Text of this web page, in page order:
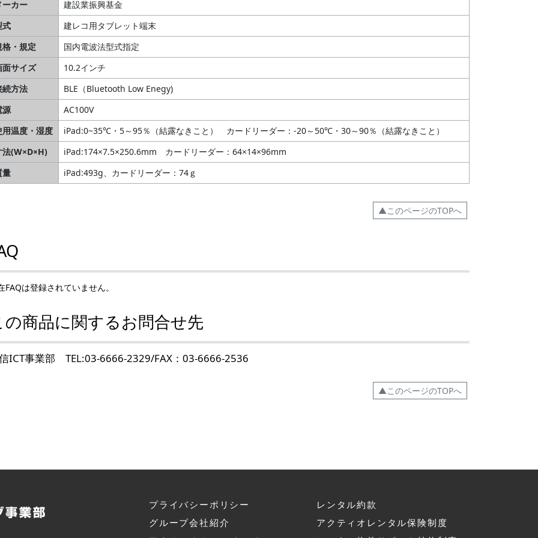
ーカー
建設業振興基金
式
建レコ用タブレット端末
格・規定
国内電波法型式指定
面サイズ
10.2インチ
続方法
BLE（Bluetooth Low Enegy)
源
AC100V
用温度・湿度
iPad:0~35℃・5～95％（結露なきこと） カードリーダー：-20～50℃・30～90％（結露なきこと）
法(W×D×H)
iPad:174×7.5×250.6mm カードリーダー：64×14×96mm
量
iPad:493g、カードリーダー：74ｇ
▲このページのTOPへ
FAQは登録されていません。
の商品に関するお問合せ先
ICT事業部 TEL:03-6666-2329/FAX：03-6666-2536
▲このページのTOPへ
プライバシーポリシー
グループ会社紹介
レンタル約款
アクティオレンタル保険制度